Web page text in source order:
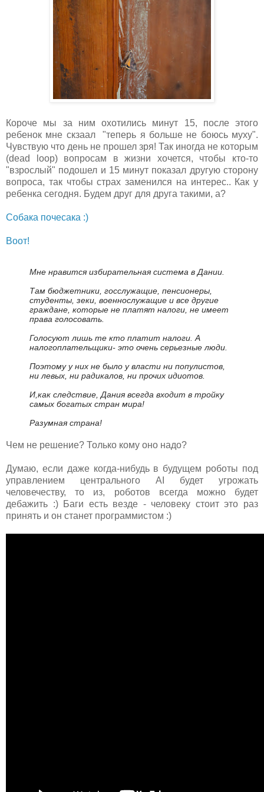
Короче мы за ним охотились минут 15, после этого
ребенок мне скзаал "теперь я больше не боюсь муху".
Чувствую что день не прошел зря! Так иногда не которым
(dead loop) вопросам в жизни хочется, чтобы кто-то
"взрослый" подошел и 15 минут показал другую сторону
вопроса, так чтобы страх заменился на интерес.. Как у
ребенка сегодня. Будем друг для друга такими, а?
Собака почесака :)
Воот!
Мне нравится избирательная система в Дании.
Там бюджетники, госслужащие, пенсионеры,
студенты, зеки, военнослужащие и все другие
граждане, которые не платят налоги, не имеет
права голосовать.
Голосуют лишь те кто платит налоги. А
налогоплательщики- это очень серьезные люди.
Поэтому у них не было у власти ни популистов,
ни левых, ни радикалов, ни прочих идиотов.
И,как следствие, Дания всегда входит в тройку
самых богатых стран мира!
Разумная страна!
Чем не решение? Только кому оно надо?
Думаю, если даже когда-нибудь в будущем роботы под
управлением центрального AI будет угрожать
человечеству, то из, роботов всегда можно будет
дебажить :) Баги есть везде - человеку стоит это раз
принять и он станет программистом :)